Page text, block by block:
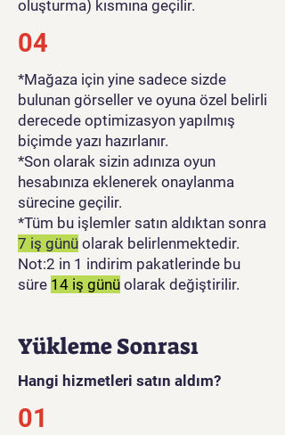
oluşturma) kısmına geçilir.
04
*Mağaza için yine sadece sizde
bulunan görseller ve oyuna özel belirli
derecede optimizasyon yapılmış
biçimde yazı hazırlanır.
*Son olarak sizin adınıza oyun
hesabınıza eklenerek onaylanma
sürecine geçilir.
*Tüm bu işlemler satın aldıktan sonra
7 iş günü olarak belirlenmektedir.
Not:2 in 1 indirim pakatlerinde bu
süre 14 iş günü olarak değiştirilir.
Yükleme Sonrası
Hangi hizmetleri satın aldım?
01